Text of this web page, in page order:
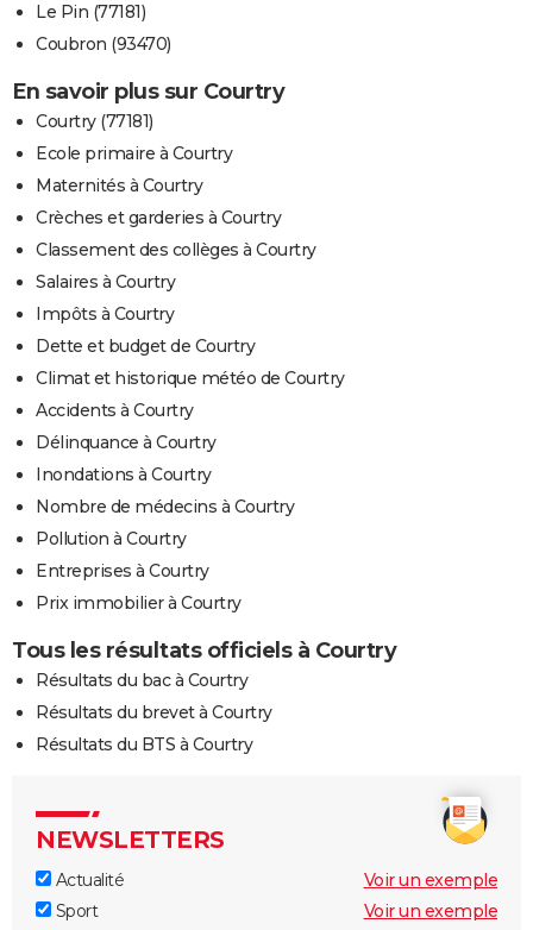
Le Pin (77181)
Coubron (93470)
En savoir plus sur Courtry
Courtry (77181)
Ecole primaire à Courtry
Maternités à Courtry
Crèches et garderies à Courtry
Classement des collèges à Courtry
Salaires à Courtry
Impôts à Courtry
Dette et budget de Courtry
Climat et historique météo de Courtry
Accidents à Courtry
Délinquance à Courtry
Inondations à Courtry
Nombre de médecins à Courtry
Pollution à Courtry
Entreprises à Courtry
Prix immobilier à Courtry
Tous les résultats officiels à Courtry
Résultats du bac à Courtry
Résultats du brevet à Courtry
Résultats du BTS à Courtry
NEWSLETTERS
Actualité
Voir un exemple
Sport
Voir un exemple